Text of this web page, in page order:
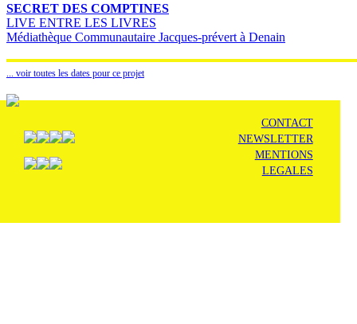
SECRET DES COMPTINES
LIVE ENTRE LES LIVRES
Médiathèque Communautaire Jacques-prévert à Denain
... voir toutes les dates pour ce projet
CONTACT
NEWSLETTER
MENTIONS
LEGALES